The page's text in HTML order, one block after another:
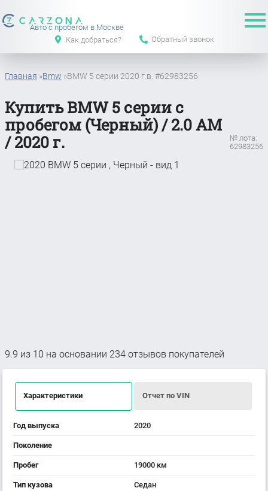
Авто с пробегом в Москве
Как добраться?
Обратный звонок
Главная »Bmw »BMW 5 серии 2020 г.в. #62983256
Купить BMW 5 серии с
пробегом (Черный) / 2.0 АМ
/ 2020 г.
№ лота:
62983256
9.9 из 10 на основании 234 отзывов покупателей
Характеристики Отчет по VIN
Год выпуска 2020
Поколение
Пробег 19000 км
Тип кузова Седан